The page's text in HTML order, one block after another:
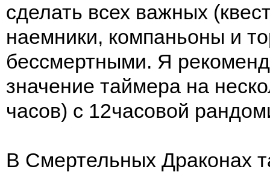
сделать всех важных
наемники, компаньоны и
бессмертными. Я
значение таймера на
часов) с 12часовой
В Смертельных Драконах